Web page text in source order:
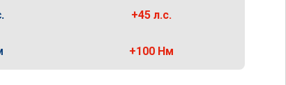
+45 л.с.
+100 Нм